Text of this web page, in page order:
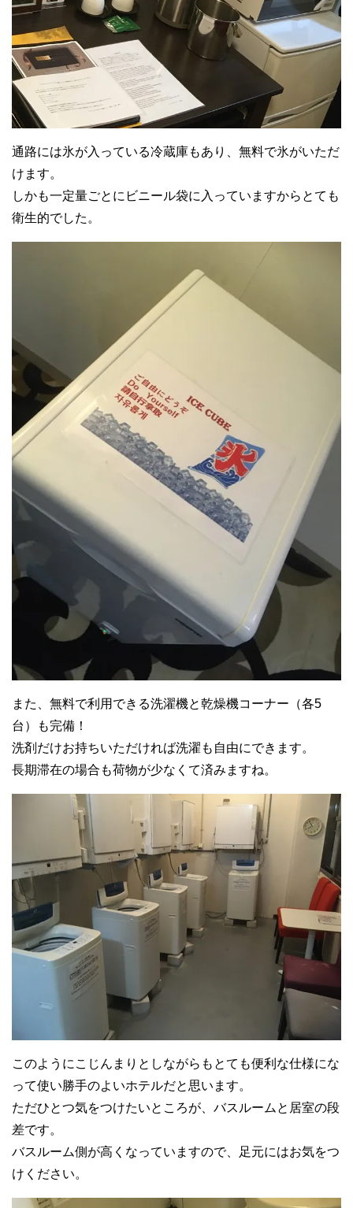
通路には氷が入っている冷蔵庫もあり、無料で氷がいただ
けます。
しかも一定量ごとにビニール袋に入っていますからとても
衛生的でした。
また、無料で利用できる洗濯機と乾燥機コーナー（各5
台）も完備！
洗剤だけお持ちいただければ洗濯も自由にできます。
長期滞在の場合も荷物が少なくて済みますね。
このようにこじんまりとしながらもとても便利な仕様にな
って使い勝手のよいホテルだと思います。
ただひとつ気をつけたいところが、バスルームと居室の段
差です。
バスルーム側が高くなっていますので、足元にはお気をつ
けください。